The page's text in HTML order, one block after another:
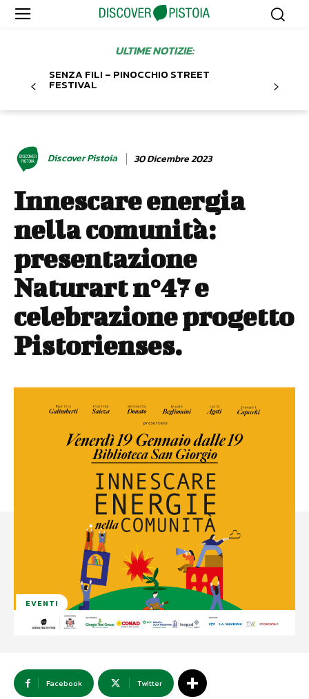
ULTIME NOTIZIE:
SENZA FILI – PINOCCHIO STREET
FESTIVAL
Discover Pistoia 30 Dicembre 2023
Innescare energia
nella comunità:
presentazione
Naturart n°47 e
celebrazione progetto
Pistorienses.
EVENTI
Facebook Twitter